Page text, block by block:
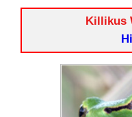
Killikus